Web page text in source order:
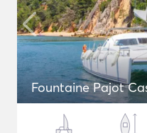
Fountaine Pajot